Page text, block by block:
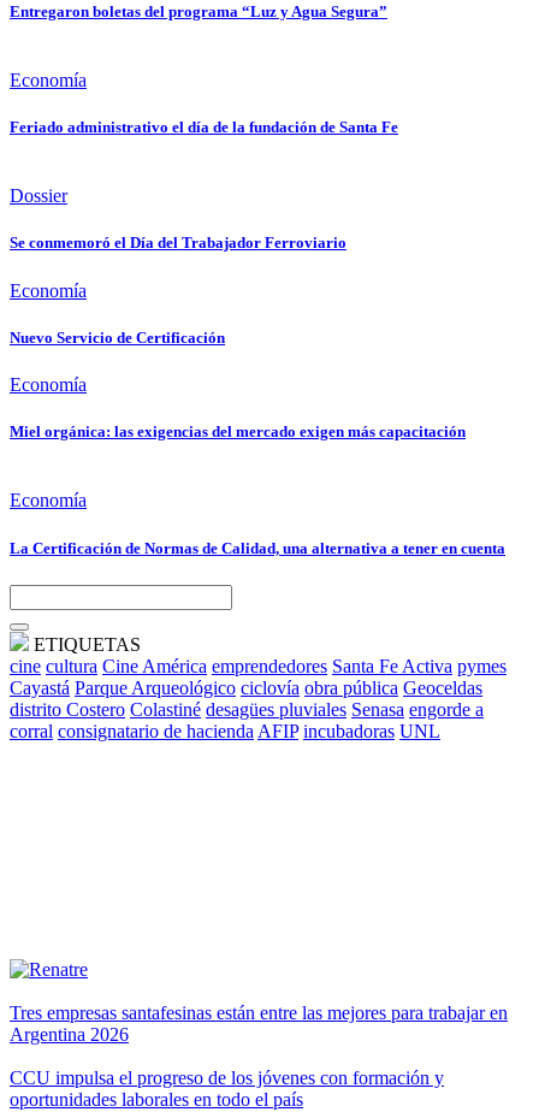
Entregaron boletas del programa “Luz y Agua Segura”
Economía
Feriado administrativo el día de la fundación de Santa Fe
Dossier
Se conmemoró el Día del Trabajador Ferroviario
Economía
Nuevo Servicio de Certificación
Economía
Miel orgánica: las exigencias del mercado exigen más capacitación
Economía
La Certificación de Normas de Calidad, una alternativa a tener en cuenta
ETIQUETAS
cine cultura Cine América emprendedores Santa Fe Activa pymes
Cayastá Parque Arqueológico ciclovía obra pública Geoceldas
distrito Costero Colastiné desagües pluviales Senasa engorde a
corral consignatario de hacienda AFIP incubadoras UNL
Tres empresas santafesinas están entre las mejores para trabajar en
Argentina 2026
CCU impulsa el progreso de los jóvenes con formación y
oportunidades laborales en todo el país